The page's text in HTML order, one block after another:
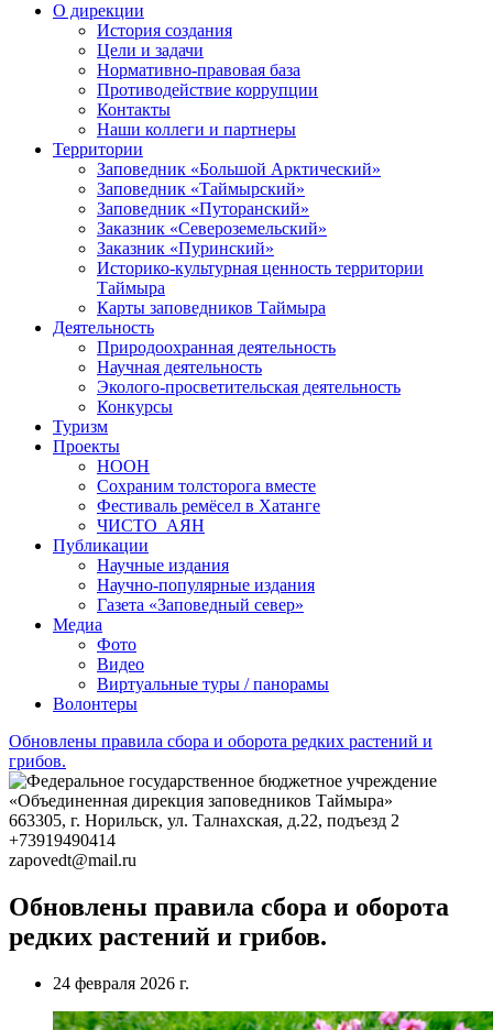
О дирекции
История создания
Цели и задачи
Нормативно-правовая база
Противодействие коррупции
Контакты
Наши коллеги и партнеры
Территории
Заповедник «Большой Арктический»
Заповедник «Таймырский»
Заповедник «Путоранский»
Заказник «Североземельский»
Заказник «Пуринский»
Историко-культурная ценность территории
Таймыра
Карты заповедников Таймыра
Деятельность
Природоохранная деятельность
Научная деятельность
Эколого-просветительская деятельность
Конкурсы
Туризм
Проекты
НООН
Сохраним толсторога вместе
Фестиваль ремёсел в Хатанге
ЧИСТО_АЯН
Публикации
Научные издания
Научно-популярные издания
Газета «Заповедный север»
Медиа
Фото
Видео
Виртуальные туры / панорамы
Волонтеры
Обновлены правила сбора и оборота редких растений и
грибов.
663305, г. Норильск, ул. Талнахская, д.22, подъезд 2
+73919490414
zapovedt@mail.ru
Обновлены правила сбора и оборота
редких растений и грибов.
24 февраля 2026 г.